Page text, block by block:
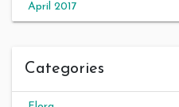
April 2017
Categories